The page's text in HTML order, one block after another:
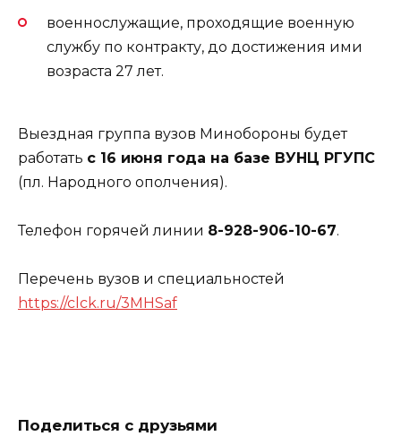
военнослужащие, проходящие военную
службу по контракту, до достижения ими
возраста 27 лет.
Выездная группа вузов Минобороны будет
работать с 16 июня года на базе ВУНЦ РГУПС
(пл. Народного ополчения).
Телефон горячей линии 8-928-906-10-67.
Перечень вузов и специальностей
https://clck.ru/3MHSaf
Поделиться с друзьями